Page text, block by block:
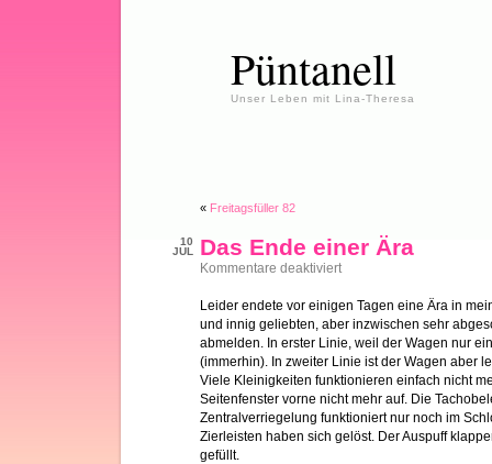
Püntanell
Unser Leben mit Lina-Theresa
« Freitagsfüller 82
10
JUL
Das Ende einer Ära
Kommentare deaktiviertfür
einer
Ära
Leider endete vor einigen Tagen eine Ära in
und innig geliebten, aber inzwischen sehr
abmelden. In erster Linie, weil der Wagen nur
(immerhin). In zweiter Linie ist der Wagen aber
Viele Kleinigkeiten funktionieren einfach nicht
Seitenfenster vorne nicht mehr auf. Die
Zentralverriegelung funktioniert nur noch im
Zierleisten haben sich gelöst. Der Auspuff
gefüllt.